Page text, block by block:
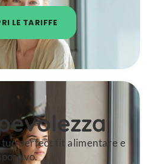
LE TARIFFE
tuo perfect fit alimentare e